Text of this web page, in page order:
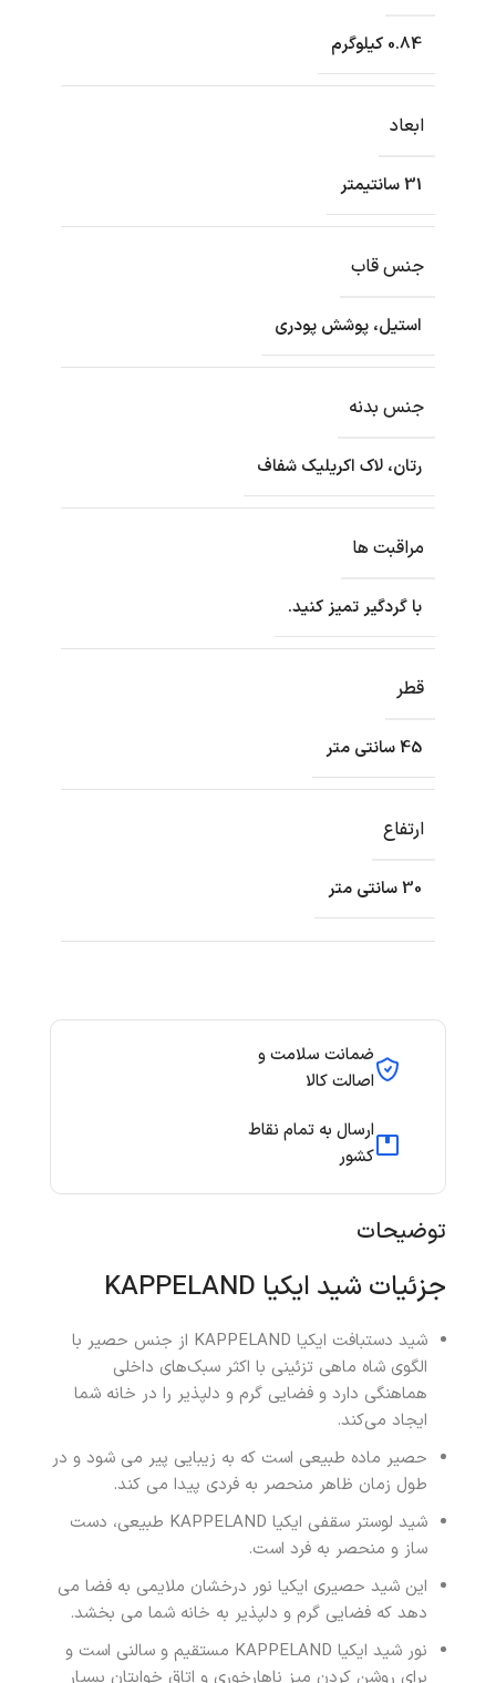
ضمانت سلامت و
اصالت کالا
ارسال به تمام نقاط
کشور
توضیحات
جزئیات شید ایکیا KAPPELAND
شید دستبافت ایکیا KAPPELAND از جنس حصیر با
الگوی شاه ماهی تزئینی با اکثر سبک‌های داخلی
هماهنگی دارد و فضایی گرم و دلپذیر را در خانه شما
ایجاد می‌کند.
حصیر ماده طبیعی است که به زیبایی پیر می شود و در
طول زمان ظاهر منحصر به فردی پیدا می کند.
شید لوستر سقفی ایکیا KAPPELAND طبیعی، دست
ساز و منحصر به فرد است.
این شید حصیری ایکیا نور درخشان ملایمی به فضا می
دهد که فضایی گرم و دلپذیر به خانه شما می بخشد.
نور شید ایکیا KAPPELAND مستقیم و سالنی است و
برای روشن کردن میز ناهارخوری و اتاق خوابتان بسیار
0.84 کیلوگرم
ابعاد
31 سانتیمتر
جنس قاب
استیل، پوشش پودری
جنس بدنه
رتان، لاک اکریلیک شفاف
مراقبت ها
با گردگیر تمیز کنید.
قطر
45 سانتی متر
ارتفاع
30 سانتی متر